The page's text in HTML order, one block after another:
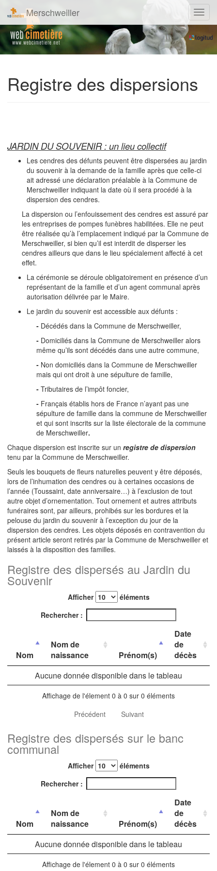
Merschweiller
Registre des dispersions
JARDIN DU SOUVENIR : un lieu collectif
Les cendres des défunts peuvent être dispersées au jardin
du souvenir à la demande de la famille après que celle-ci
ait adressé une déclaration préalable à la Commune de
Merschweiller indiquant la date où il sera procédé à la
dispersion des cendres.
La dispersion ou l’enfouissement des cendres est assuré par
les entreprises de pompes funèbres habilitées. Elle ne peut
être réalisée qu’à l’emplacement indiqué par la Commune de
Merschweiller, si bien qu’il est interdit de disperser les
cendres ailleurs que dans le lieu spécialement affecté à cet
effet.
La cérémonie se déroule obligatoirement en présence d’un
représentant de la famille et d’un agent communal après
autorisation délivrée par le Maire.
Le jardin du souvenir est accessible aux défunts :
- Décédés dans la Commune de Merschweiller,
- Domiciliés dans la Commune de Merschweiller alors
même qu’ils sont décédés dans une autre commune,
- Non domiciliés dans la Commune de Merschweiller
mais qui ont droit à une sépulture de famille,
- Tributaires de l’impôt foncier,
- Français établis hors de France n’ayant pas une
sépulture de famille dans la commune de Merschweiller
et qui sont inscrits sur la liste électorale de la commune
de Merschweiller.
Chaque dispersion est inscrite sur un registre de dispersion
tenu par la Commune de Merschweiller.
Seuls les bouquets de fleurs naturelles peuvent y être déposés,
lors de l’inhumation des cendres ou à certaines occasions de
l’année (Toussaint, date anniversaire…) à l’exclusion de tout
autre objet d’ornementation. Tout ornement et autres attributs
funéraires sont, par ailleurs, prohibés sur les bordures et la
pelouse du jardin du souvenir à l’exception du jour de la
dispersion des cendres. Les objets déposés en contravention du
présent article seront retirés par la Commune de Merschweiller et
laissés à la disposition des familles.
Registre des dispersés au Jardin du
Souvenir
Afficher
éléments
Rechercher :
Nom
Nom de
naissance
Prénom(s)
Date
de
décès
Aucune donnée disponible dans le tableau
Affichage de l'élement 0 à 0 sur 0 éléments
Précédent
Suivant
Registre des dispersés sur le banc
communal
Afficher
éléments
Rechercher :
Nom
Nom de
naissance
Prénom(s)
Date
de
décès
Aucune donnée disponible dans le tableau
Affichage de l'élement 0 à 0 sur 0 éléments